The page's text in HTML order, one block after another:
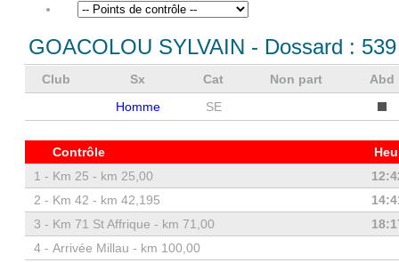
GOACOLOU SYLVAIN - Dossard : 539
Club Sx Cat Non part
Abd
Homme
SE
Contrôle
1 - Km 25 - km 25,00
2 - Km 42 - km 42,195
3 - Km 71 St Affrique - km 71,00
4 - Arrivée Millau - km 100,00